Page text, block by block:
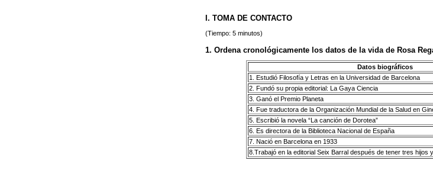
I. TOMA DE CONTACTO
(Tiempo: 5 minutos)
1. Ordena cronológicamente los datos de la vida de Rosa
Datos biográficos
1. Estudió Filosofía y Letras en la Universidad de Barcelona
2. Fundó su propia editorial: La Gaya Ciencia
3. Ganó el Premio Planeta
4. Fue traductora de la Organización Mundial de la Salud en
5. Escribió la novela “La canción de Dorotea”
6. Es directora de la Biblioteca Nacional de España
7. Nació en Barcelona en 1933
8.Trabajó en la editorial Seix Barral después de tener tres hijos